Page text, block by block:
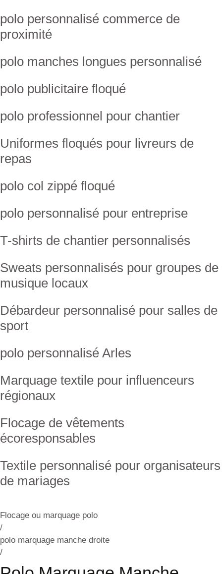
polo personnalisé commerce de
proximité
polo manches longues personnalisé
polo publicitaire floqué
polo professionnel pour chantier
Uniformes floqués pour livreurs de
repas
polo col zippé floqué
polo personnalisé pour entreprise
T-shirts de chantier personnalisés
Sweats personnalisés pour groupes de
musique locaux
Débardeur personnalisé pour salles de
sport
polo personnalisé Arles
Marquage textile pour influenceurs
régionaux
Flocage de vêtements
écoresponsables
Textile personnalisé pour organisateurs
de mariages
Flocage ou marquage polo
/
polo marquage manche droite
/